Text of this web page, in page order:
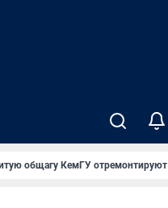
общагу КемГУ отремонтируют